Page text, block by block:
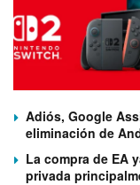
Adiós, Google
eliminación de
La compra de EA
privada